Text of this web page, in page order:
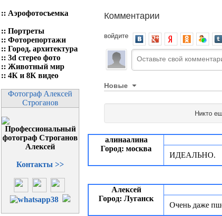
:: Аэрофотосъемка
:: Портреты
:: Фоторепортажи
:: Город, архитектура
:: 3d стерео фото
:: Животный мир
:: 4К и 8К видео
Фотограф Алексей
Строганов
Контакты >>
Комментарии
войдите
Новые
Никто
алинаалина
Город: москва
ИДЕАЛЬНО.
Алексей
Город: Луганск
Очень даже